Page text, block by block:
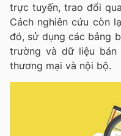
trực tuyến, trao đổi
Cách nghiên cứu còn
đó, sử dụng các bảng
trường và dữ liệu bán
thương mại và nội bộ.